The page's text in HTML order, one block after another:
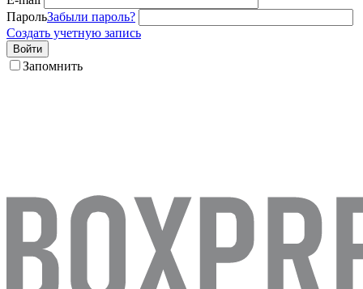
ПарольЗабыли пароль?
Создать учетную запись
Войти
Запомнить